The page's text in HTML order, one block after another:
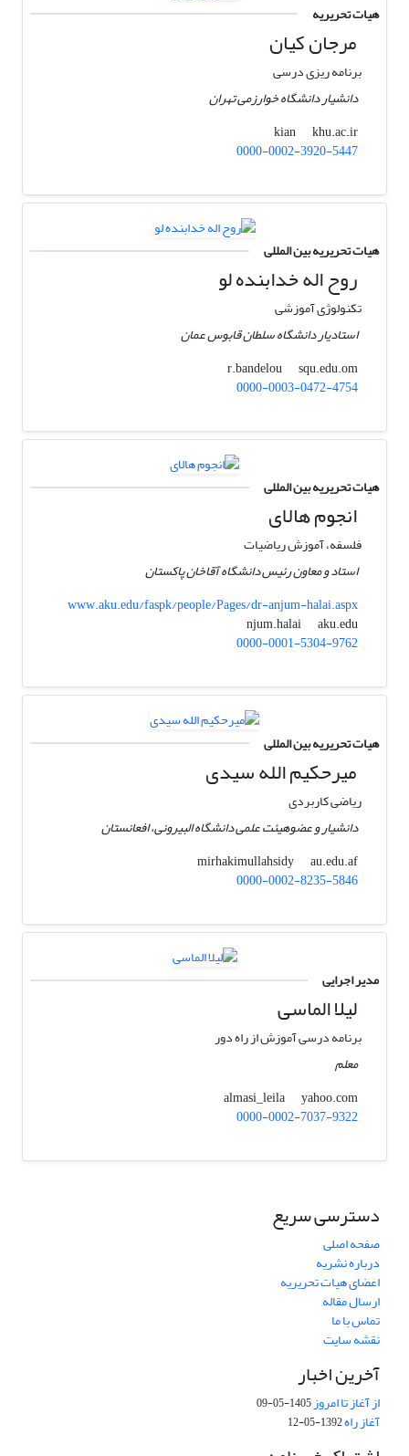
هیات تحریریه
مرجان کیان
برنامه ریزی درسی
دانشیار دانشگاه خوارزمی تهران
kian
khu.ac.ir
0000-0002-3920-5447
هیات تحریریه بین المللی
روح اله خدابنده لو
تکنولوژی آموزشی
استادیار دانشگاه سلطان قابوس عمان
r.bandelou
squ.edu.om
0000-0003-0472-4754
هیات تحریریه بین المللی
انجوم هالای
فلسفه، آموزش ریاضیات
استاد و معاون رئیس دانشگاه آقاخان پاکستان
www.aku.edu/faspk/people/Pages/dr-anjum-halai.aspx
njum.halai
aku.edu
0000-0001-5304-9762
هیات تحریریه بین المللی
میرحکیم الله سیدی
ریاضی کاربردی
دانشیار و عضوهیئت علمی دانشگاه البیرونی، افعانستان
mirhakimullahsidy
au.edu.af
0000-0002-8235-5846
مدیر اجرایی
لیلا الماسی
برنامه درسی آموزش از راه دور
معلم
almasi_leila
yahoo.com
0000-0002-7037-9322
دسترسی سریع
صفحه اصلی
درباره نشریه
اعضای هیات تحریریه
ارسال مقاله
تماس با ما
نقشه سایت
آخرین اخبار
از آغاز تا امروز1405-05-09
آغاز راه1392-05-12